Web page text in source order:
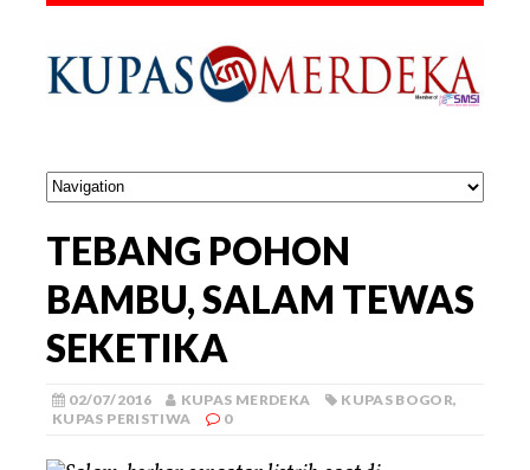
TEBANG POHON
BAMBU, SALAM TEWAS
SEKETIKA
02/07/2016 KUPAS MERDEKA KUPAS BOGOR,
KUPAS PERISTIWA
0